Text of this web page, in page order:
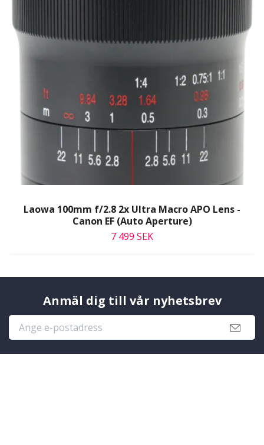
Laowa 100mm f/2.8 2x Ultra Macro APO Lens -
Canon EF (Auto Aperture)
7 499 SEK
Anmäl dig till vår nyhetsbrev